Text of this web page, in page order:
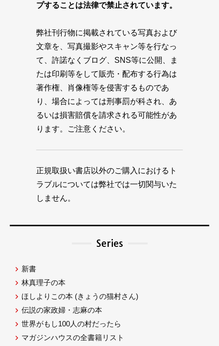
プすることは法律で禁止されています。
弊社刊行物に掲載されている写真および
文章を、写真撮影やスキャン等を行なっ
て、許諾なくブログ、SNS等に公開、ま
たは印刷等をして販売・配布する行為は
著作権、肖像権等を侵害するものであ
り、場合によっては刑事罰が科され、あ
るいは損害賠償を請求される可能性があ
ります。ご注意ください。
正規取扱い書店以外のご購入におけるト
ラブルについては弊社では一切関与いた
しません。
Series
新書
林真理子の本
ほしよりこの本 (きょうの猫村さん)
伝説の家政婦・志麻の本
世界がもし100人の村だったら
マガジンハウスの全書籍リスト